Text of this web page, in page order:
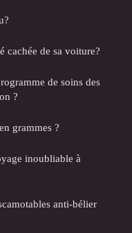
cachée de sa voiture?
de soins des
?
grammes ?
inoubliable à
anti-bélier